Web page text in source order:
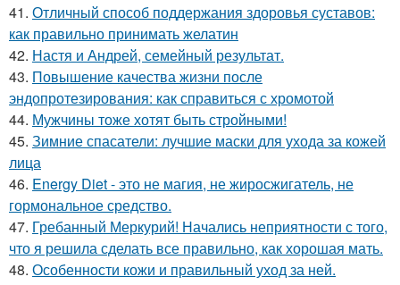
41. Отличный способ поддержания здоровья суставов:
как правильно принимать желатин
42. Настя и Андрей, семейный результат.
43. Повышение качества жизни после
эндопротезирования: как справиться с хромотой
44. Мужчины тоже хотят быть стройными!
45. Зимние спасатели: лучшие маски для ухода за кожей
лица
46. Energy Diet - это не магия, не жиросжигатель, не
гормональное средство.
47. Гребанный Меркурий! Начались неприятности с того,
что я решила сделать все правильно, как хорошая мать.
48. Особенности кожи и правильный уход за ней.